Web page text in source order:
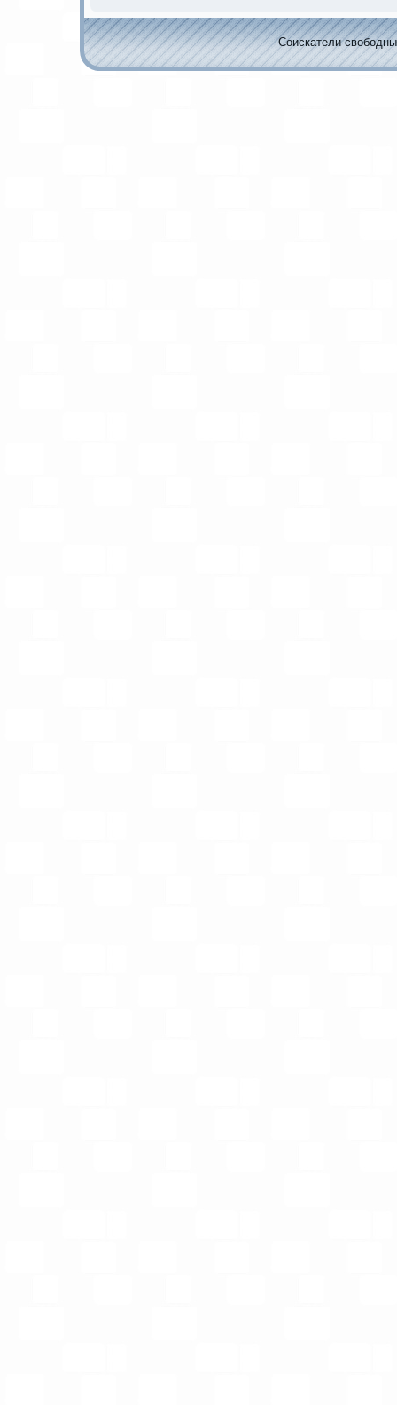
Соискaтели